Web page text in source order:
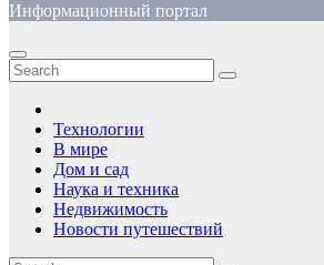
Информационный портал
Технологии
В мире
Дом и сад
Наука и техника
Недвижимость
Новости путешествий